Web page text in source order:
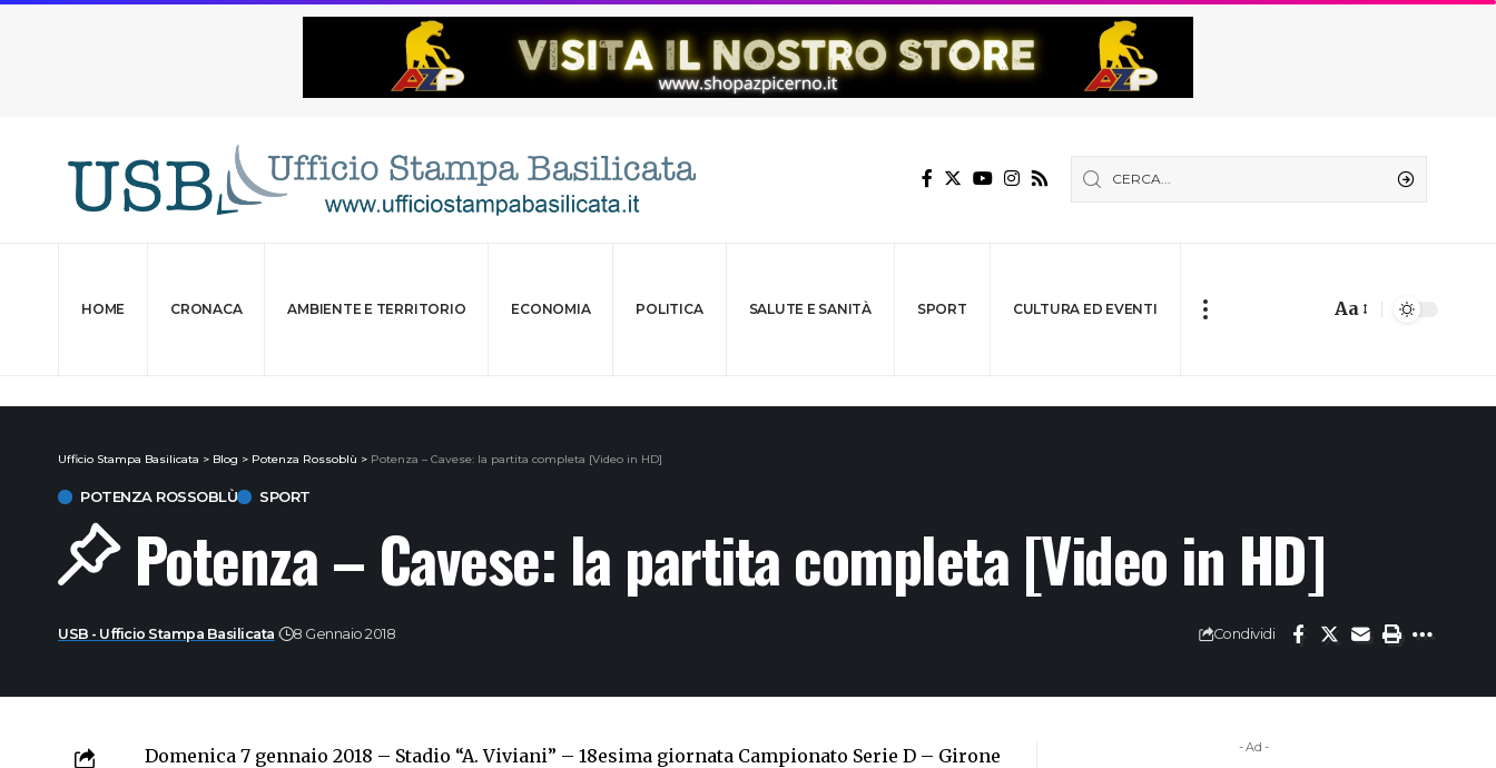
HOME CRONACA AMBIENTE E TERRITORIO ECONOMIA POLITICA SALUTE E SANITÀ SPORT CULTURA ED EVENTI Aa
Ufficio Stampa Basilicata > Blog > Potenza Rossoblù > Potenza – Cavese: la partita completa [Video in HD]
POTENZA ROSSOBLÙ SPORT
Potenza – Cavese: la partita completa [Video in HD]
USB - Ufficio Stampa Basilicata 8 Gennaio 2018 Condividi
Domenica 7 gennaio 2018 – Stadio “A. Viviani” – 18esima giornata Campionato Serie D – Girone
- Ad -